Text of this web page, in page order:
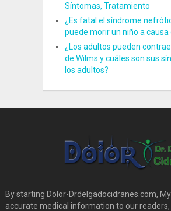
Síntomas, Tratamiento
¿Es fatal el síndrome
puede morir un niño a causa
¿Los adultos pueden
de Wilms y cuáles son sus
los adultos?
By starting Dolor-Drdelgadocidranes.com,
accurate medical information to our